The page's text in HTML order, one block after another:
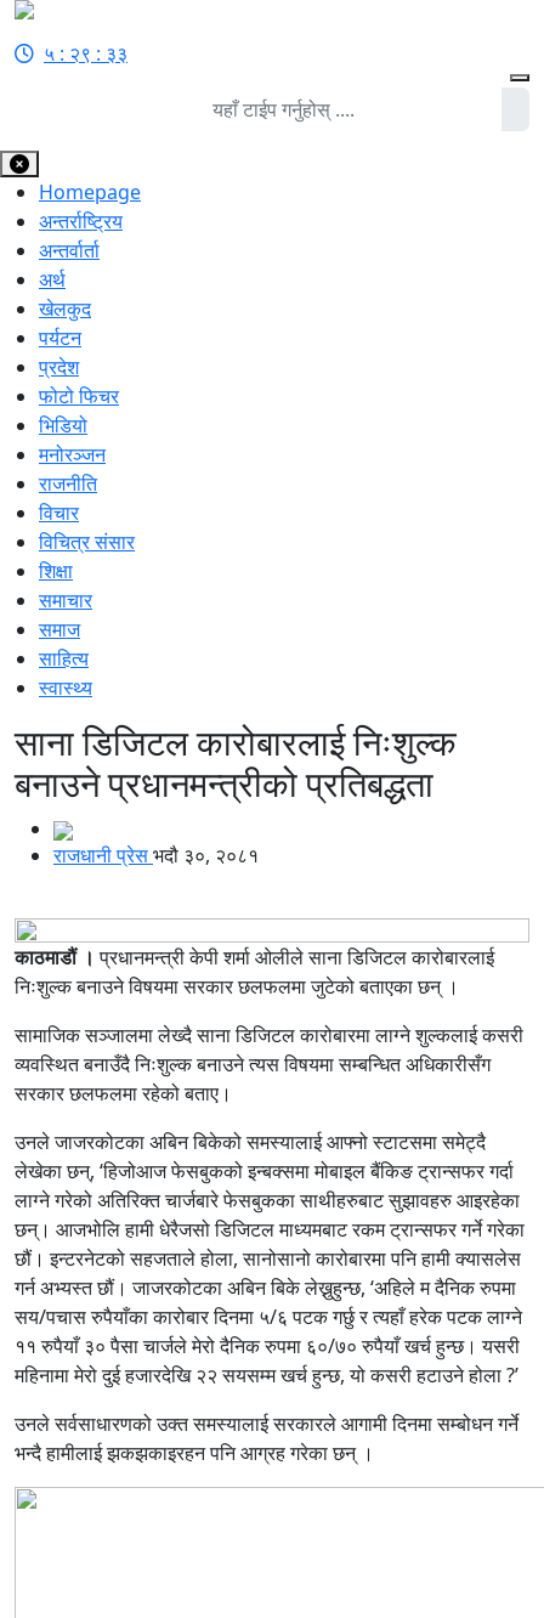
५ : २९ : ३३
Homepage
अन्तर्राष्ट्रिय
अन्तर्वार्ता
अर्थ
खेलकुद
पर्यटन
प्रदेश
फोटो फिचर
भिडियो
मनोरञ्जन
राजनीति
विचार
विचित्र संसार
शिक्षा
समाचार
समाज
साहित्य
स्वास्थ्य
साना डिजिटल कारोबारलाई निःशुल्क
बनाउने प्रधानमन्त्रीको प्रतिबद्धता
राजधानी प्रेसभदौ ३०, २०८१
काठमाडौं । प्रधानमन्त्री केपी शर्मा ओलीले साना डिजिटल कारोबारलाई
निःशुल्क बनाउने विषयमा सरकार छलफलमा जुटेको बताएका छन् ।
सामाजिक सञ्जालमा लेख्दै साना डिजिटल कारोबारमा लाग्ने शुल्कलाई कसरी
व्यवस्थित बनाउँदै निःशुल्क बनाउने त्यस विषयमा सम्बन्धित अधिकारीसँग
सरकार छलफलमा रहेको बताए।
उनले जाजरकोटका अबिन बिकेको समस्यालाई आफ्नो स्टाटसमा समेट्दै
लेखेका छन्, ‘हिजोआज फेसबुकको इन्बक्समा मोबाइल बैंकिङ ट्रान्सफर गर्दा
लाग्ने गरेको अतिरिक्त चार्जबारे फेसबुकका साथीहरुबाट सुझावहरु आइरहेका
छन्। आजभोलि हामी धेरैजसो डिजिटल माध्यमबाट रकम ट्रान्सफर गर्ने गरेका
छौं। इन्टरनेटको सहजताले होला, सानोसानो कारोबारमा पनि हामी क्यासलेस
गर्न अभ्यस्त छौं। जाजरकोटका अबिन बिके लेख्नुहुन्छ, ‘अहिले म दैनिक रुपमा
सय/पचास रुपैयाँका कारोबार दिनमा ५/६ पटक गर्छु र त्यहाँ हरेक पटक लाग्ने
११ रुपैयाँ ३० पैसा चार्जले मेरो दैनिक रुपमा ६०/७० रुपैयाँ खर्च हुन्छ। यसरी
महिनामा मेरो दुई हजारदेखि २२ सयसम्म खर्च हुन्छ, यो कसरी हटाउने होला ?’
उनले सर्वसाधारणको उक्त समस्यालाई सरकारले आगामी दिनमा सम्बोधन गर्ने
भन्दै हामीलाई झकझकाइरहन पनि आग्रह गरेका छन् ।